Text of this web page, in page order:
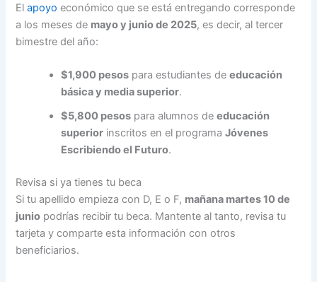
Elapoyo económico que se está entregando corresponde
a los meses de mayo y junio de 2025, es decir, al tercer
bimestre del año:
$1,900 pesos para estudiantes deeducación
básica y media superior.
$5,800 pesos para alumnos deeducación
superior inscritos en el programaJóvenes
Escribiendo el Futuro.
Revisa si ya tienes tu beca
Si tu apellido empieza con D, E o F, mañana martes 10 de
junio podrías recibir tu beca. Mantente al tanto, revisa tu
tarjeta y comparte esta información con otros
beneficiarios.